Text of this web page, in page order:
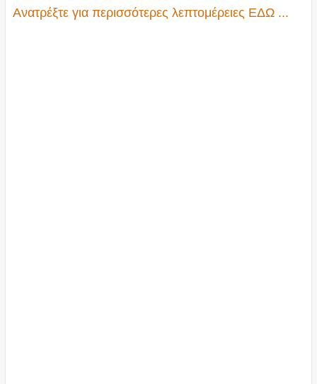
Ανατρέξτε για περισσότερες λεπτομέρειες ΕΔΩ ...